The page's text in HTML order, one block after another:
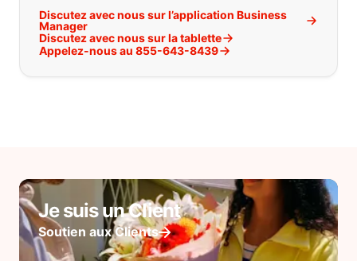
Discutez avec nous sur l’application Business
Manager
Discutez avec nous sur la tablette
Appelez-nous au 855-643-8439
Je suis un Client
Soutien aux Clients